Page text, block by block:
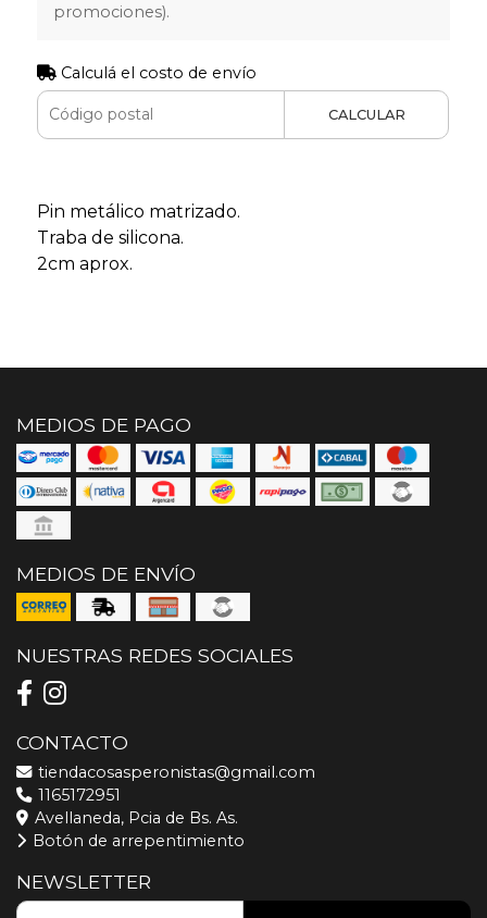
promociones).
Calculá el costo de envío
CALCULAR
Pin metálico matrizado.
Traba de silicona.
2cm aprox.
MEDIOS DE PAGO
MEDIOS DE ENVÍO
NUESTRAS REDES SOCIALES
CONTACTO
tiendacosasperonistas@gmail.com
1165172951
Avellaneda, Pcia de Bs. As.
Botón de arrepentimiento
NEWSLETTER